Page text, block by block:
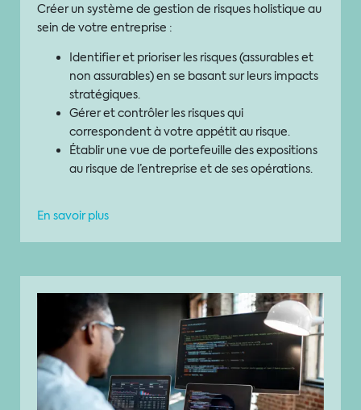
Créer un système de gestion de risques holistique au
sein de votre entreprise :
Identifier et prioriser les risques (assurables et
non assurables) en se basant sur leurs impacts
stratégiques.
Gérer et contrôler les risques qui
correspondent à votre appétit au risque.
Établir une vue de portefeuille des expositions
au risque de l’entreprise et de ses opérations.
En savoir plus